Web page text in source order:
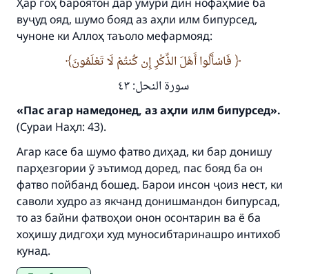
вуҷуд ояд, шумо бояд аз аҳли илм бипурсед,
чуноне ки Аллоҳ таъоло мефармояд:
فَاسْأَلُوا أَهْلَ الذِّكْرِ إِن كُنتُمْ لَا تَعْلَمُونَ
سورة النحل: ٤٣
«Пас агар намедонед, аз аҳли илм бипурсед».
(Сураи Наҳл: 43).
Агар касе ба шумо фатво диҳад, ки бар донишу
парҳезгории ӯ эътимод доред, пас бояд ба он
фатво пойбанд бошед. Барои инсон ҷоиз нест, ки
саволи худро аз якчанд донишмандон бипурсад,
то аз байни фатвоҳои онон осонтарин ва ё ба
хоҳишу дидгоҳи худ муносибтаринашро интихоб
кунад.
Make an impact on millions of lives
with your contribution today
Your support is crucial for our mission.
The Prophet (ﷺ) said:
"A person who leads others to doing what is
good will earn the same reward as those who
do it."
(MUSLIM, 1893)
Support IslamQA